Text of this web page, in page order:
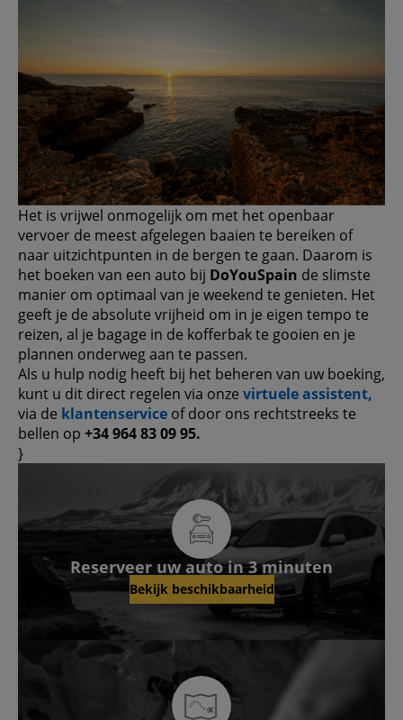
Het is vrijwel onmogelijk om met het openbaar
vervoer de meest afgelegen baaien te bereiken of
naar uitzichtpunten in de bergen te gaan. Daarom is
het boeken van een auto bij DoYouSpain de slimste
manier om optimaal van je weekend te genieten. Het
geeft je de absolute vrijheid om in je eigen tempo te
reizen, al je bagage in de kofferbak te gooien en je
plannen onderweg aan te passen.
Als u hulp nodig heeft bij het beheren van uw boeking,
kunt u dit direct regelen via onze virtuele assistent,
via de klantenservice of door ons rechtstreeks te
bellen op +34 964 83 09 95.
}
Reserveer uw auto in 3 minuten
Bekijk beschikbaarheid